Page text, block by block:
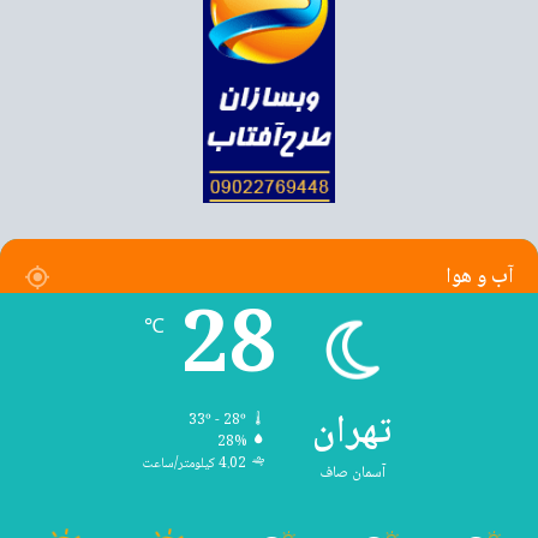
آب و هوا
تهران
آسمان صاف
28
℃
33º - 28º
28%
4.02 کیلومتر/ساعت